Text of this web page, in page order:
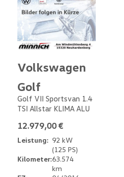
Volkswagen
Golf
Golf VII Sportsvan 1.4
TSI Allstar KLIMA ALU
12.979,00 €
Leistung: 92 kW
(125 PS)
Kilometer:63.574
km